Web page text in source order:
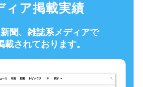
ィア掲載実績
聞、雑誌系メディアで
載されております。